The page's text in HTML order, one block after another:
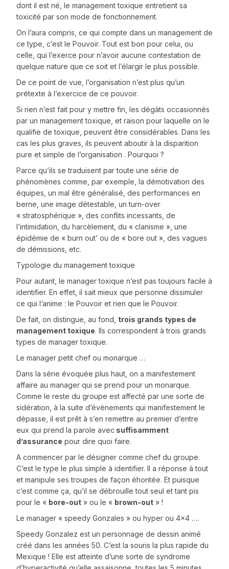
dont il est né, le management toxique entretient sa
toxicité par son mode de fonctionnement.
On l’aura compris, ce qui compte dans un management de
ce type, c’est le Pouvoir. Tout est bon pour celui, ou
celle, qui l’exerce pour n’avoir aucune contestation de
quelque nature que ce soit et l’élargir le plus possible.
De ce point de vue, l’organisation n’est plus qu’un
prétexte à l’exercice de ce pouvoir.
Si rien n’est fait pour y mettre fin, les dégâts occasionnés
par un management toxique, et raison pour laquelle on le
qualifie de toxique, peuvent être considérables. Dans les
cas les plus graves, ils peuvent aboutir à la disparition
pure et simple de l’organisation . Pourquoi ?
Parce qu’ils se traduisent par toute une série de
phénomènes comme, par exemple, la démotivation des
équipes, un mal être généralisé, des performances en
berne, une image détestable, un turn-over
« stratosphérique », des conflits incessants, de
l’intimidation, du harcèlement, du « clanisme », une
épidémie de « burn out’ ou de « bore out », des vagues
de démissions, etc.
Typologie du management toxique
Pour autant, le manager toxique n’est pas toujours facile à
identifier. En effet, il sait mieux que personne dissimuler
ce qui l’anime : le Pouvoir et rien que le Pouvoir.
De fait, on distingue, au fond, trois grands types de
management toxique. Ils correspondent à trois grands
types de manager toxique.
Le manager petit chef ou monarque …
Dans la série évoquée plus haut, on a manifestement
affaire au manager qui se prend pour un monarque.
Comme le reste du groupe est affecté par une sorte de
sidération, à la suite d’évènements qui manifestement le
dépasse, il est prêt à s’en remettre au premier d’entre
eux qui prend la parole avec suffisamment
d’assurance pour dire quoi faire.
A commencer par le désigner comme chef du groupe.
C’est le type le plus simple à identifier. Il a réponse à tout
et manipule ses troupes de façon éhontée. Et puisque
c’est comme ça, qu’il se débrouille tout seul et tant pis
pour le « bore-out» ou le « brown-out» !
Le manager « speedy Gonzales » ou hyper ou 4×4 ….
Speedy Gonzalez est un personnage de dessin animé
créé dans les années 50. C’est la souris la plus rapide du
Mexique ! Elle est atteinte d’une sorte de syndrome